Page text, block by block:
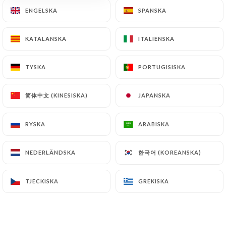
ENGELSKA SPANSKA
KATALANSKA ITALIENSKA
TYSKA PORTUGISISKA
简体中文 (KINESISKA) JAPANSKA
RYSKA ARABISKA
NEDERLÄNDSKA 한국어 (KOREANSKA)
TJECKISKA GREKISKA
ENGELSKA SPANSKA
KATALANSKA ITALIENSKA
TYSKA PORTUGISISKA
简体中文 (KINESISKA) JAPANSKA
RYSKA ARABISKA
NEDERLÄNDSKA 한국어 (KOREANSKA)
TJECKISKA GREKISKA